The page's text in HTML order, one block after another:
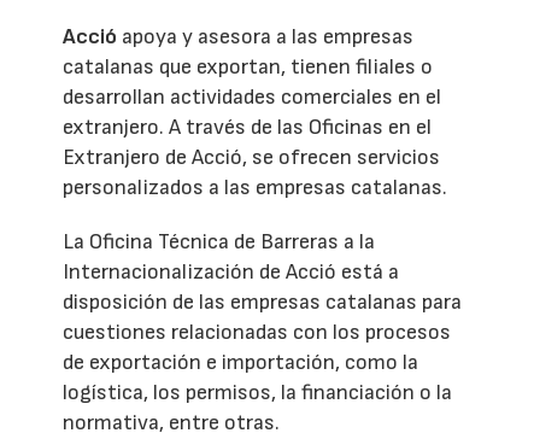
Acció apoya y asesora a las empresas
catalanas que exportan, tienen filiales o
desarrollan actividades comerciales en el
extranjero. A través de las Oficinas en el
Extranjero de Acció, se ofrecen servicios
personalizados a las empresas catalanas.
La Oficina Técnica de Barreras a la
Internacionalización de Acció está a
disposición de las empresas catalanas para
cuestiones relacionadas con los procesos
de exportación e importación, como la
logística, los permisos, la financiación o la
normativa, entre otras.